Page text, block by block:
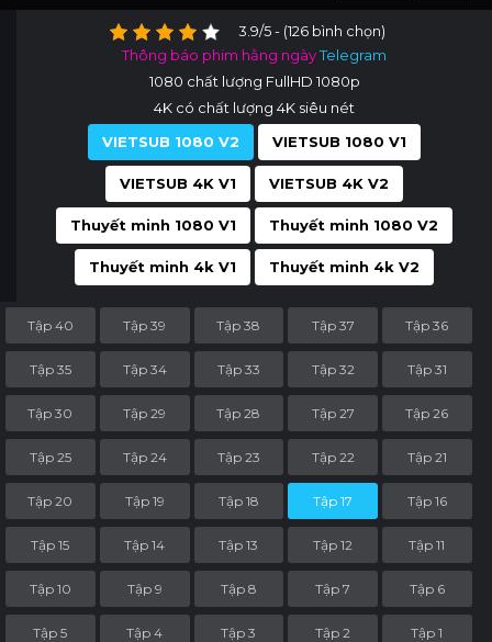
3.9/5 - (126 bình chọn)
Thông báo phim hằng ngàyTelegram
1080 chất lượng FullHD 1080p
4K có chất lượng 4K siêu nét
VIETSUB 1080 V2
VIETSUB 1080 V1
VIETSUB 4K V1 VIETSUB 4K V2
Thuyết minh 1080 V1 Thuyết minh 1080 V2
Thuyết minh 4k V1 Thuyết minh 4k V2
Tập 40 Tập 39 Tập 38 Tập 37 Tập 36
Tập 35 Tập 34 Tập 33 Tập 32 Tập 31
Tập 30 Tập 29 Tập 28 Tập 27 Tập 26
Tập 25 Tập 24 Tập 23 Tập 22 Tập 21
Tập 20 Tập 19 Tập 18 Tập 17 Tập 16
Tập 15 Tập 14 Tập 13 Tập 12 Tập 11
Tập 10 Tập 9 Tập 8 Tập 7 Tập 6
Tập 5 Tập 4 Tập 3 Tập 2 Tập 1